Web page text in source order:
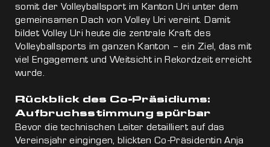
somit der Volleyballsport im Kanton Uri unter dem
gemeinsamen Dach von Volley Uri vereint. Damit
bildet Volley Uri heute die zentrale Kraft des
Volleyballsports im ganzen Kanton – ein Ziel, das mit
viel Engagement und Weitsicht in Rekordzeit erreicht
wurde.
Rückblick des Co-Präsidiums:
Aufbruchsstimmung spürbar
Bevor die technischen Leiter detailliert auf das
Vereinsjahr eingingen, blickten Co-Präsidentin Anja